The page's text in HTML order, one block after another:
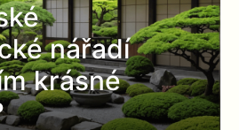
nářadí
krásné